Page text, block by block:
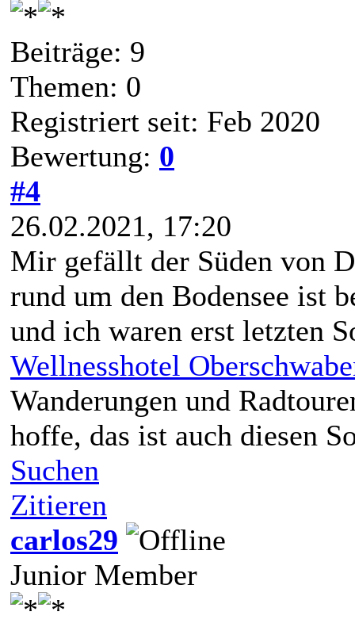
Beiträge: 9
Themen: 0
Registriert seit: Feb 2020
Bewertung: 0
#4
26.02.2021, 17:20
Mir gefällt der Süden von
rund um den Bodensee ist
und ich waren erst letzten
Wellnesshotel
Wanderungen und
hoffe, das ist auch diesen
Suchen
Zitieren
carlos29
Junior Member